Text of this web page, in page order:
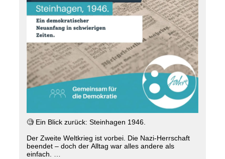
🧐 Ein Blick zurück: Steinhagen 1946.
Der Zweite Weltkrieg ist vorbei. Die Nazi-Herrschaft
beendet – doch der Alltag war alles andere als
einfach.